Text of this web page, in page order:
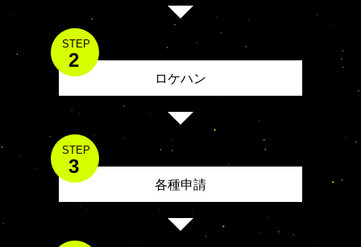
STEP
2
ロケハン
STEP
3
各種申請